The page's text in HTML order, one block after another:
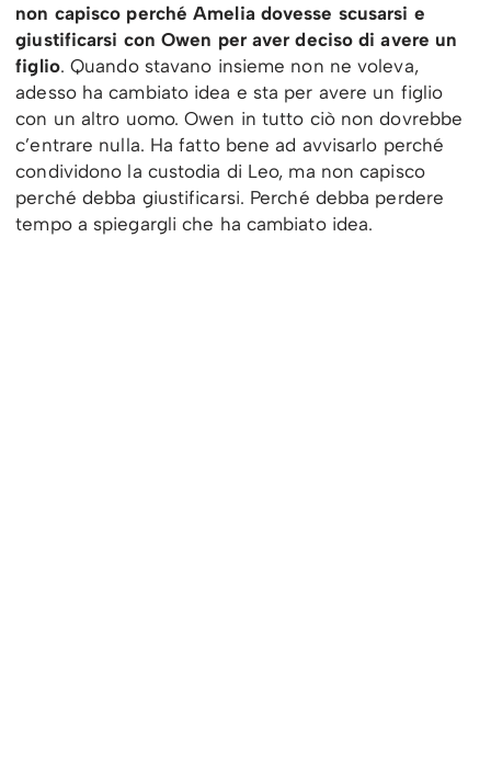
non capisco perché Amelia dovesse scusarsi e
giustificarsi con Owen per aver deciso di avere un
figlio. Quando stavano insieme non ne voleva,
adesso ha cambiato idea e sta per avere un figlio
con un altro uomo. Owen in tutto ciò non dovrebbe
c’entrare nulla. Ha fatto bene ad avvisarlo perché
condividono la custodia di Leo, ma non capisco
perché debba giustificarsi. Perché debba perdere
tempo a spiegargli che ha cambiato idea.